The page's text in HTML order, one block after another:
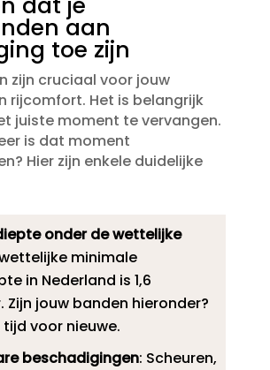
aan
toe zijn
zijn cruciaal voor jouw
rijcomfort.​ Het is belangrijk
juiste moment te vervangen.​
is dat moment
Hier zijn enkele duidelijke
onder de wettelijke
minimale
in Nederland is 1,6
Zijn jouw banden hieronder?
tijd voor nieuwe.​
beschadigingen: Scheuren,